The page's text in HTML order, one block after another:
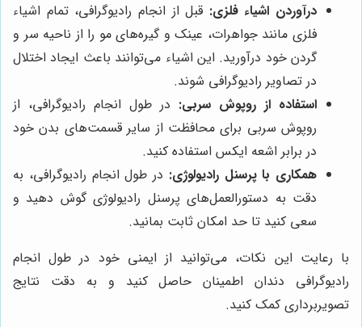
درآوردن اشیاء فلزی: قبل از انجام رادیوگرافی، تمام اشیاء
فلزی مانند جواهرات، عینک و گیره‌های مو را از ناحیه سر و
گردن خود درآورید. این اشیاء می‌توانند باعث ایجاد اختلال
در تصاویر رادیوگرافی شوند.
استفاده از روپوش سربی: در طول انجام رادیوگرافی، از
روپوش سربی برای محافظت از سایر قسمت‌های بدن خود
در برابر اشعه ایکس استفاده کنید.
همکاری با پرسنل رادیولوژی: در طول انجام رادیوگرافی، به
دقت به دستورالعمل‌های پرسنل رادیولوژی گوش دهید و
سعی کنید تا حد امکان ثابت بمانید.
با رعایت این نکات، می‌توانید از ایمنی خود در طول انجام
رادیوگرافی دندان اطمینان حاصل کنید و به دقت نتایج
تصویربرداری کمک کنید.